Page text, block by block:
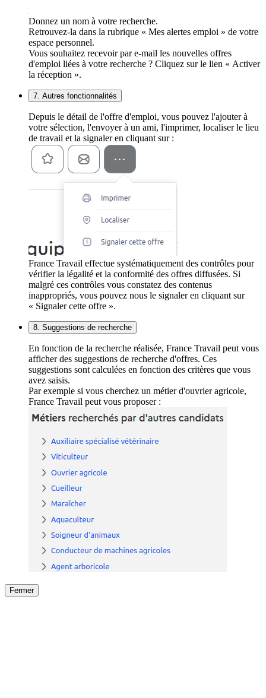
Donnez un nom à votre recherche.
Retrouvez-la dans la rubrique « Mes alertes emploi » de votre
espace personnel.
Vous souhaitez recevoir par e-mail les nouvelles offres
d'emploi liées à votre recherche ? Cliquez sur le lien « Activer
la réception ».
7. Autres fonctionnalités
Depuis le détail de l'offre d'emploi, vous pouvez l'ajouter à
votre sélection, l'envoyer à un ami, l'imprimer, localiser le lieu
de travail et la signaler en cliquant sur :
France Travail effectue systématiquement des contrôles pour
vérifier la légalité et la conformité des offres diffusées. Si
malgré ces contrôles vous constatez des contenus
inappropriés, vous pouvez nous le signaler en cliquant sur
« Signaler cette offre ».
8. Suggestions de recherche
En fonction de la recherche réalisée, France Travail peut vous
afficher des suggestions de recherche d'offres. Ces
suggestions sont calculées en fonction des critères que vous
avez saisis.
Par exemple si vous cherchez un métier d'ouvrier agricole,
France Travail peut vous proposer :
Fermer